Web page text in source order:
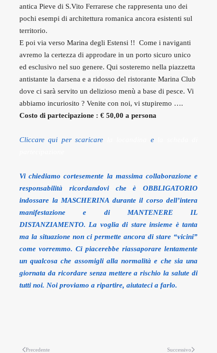
antica Pieve di S.Vito Ferrarese che rappresenta uno dei
pochi esempi di architettura romanica ancora esistenti sul
territorio.
E poi via verso Marina degli Estensi !! Come i naviganti
avremo la certezza di approdare in un porto sicuro unico
ed esclusivo nel suo genere. Qui sosteremo nella piazzetta
antistante la darsena e a ridosso del ristorante Marina Club
dove ci sarà servito un delizioso menù a base di pesce. Vi
abbiamo incuriosito ? Venite con noi, vi stupiremo ….
Costo di partecipazione : € 50,00 a persona
Cliccare qui per scaricare e
Vi chiediamo cortesemente la massima collaborazione e
responsabilità ricordandovi che è OBBLIGATORIO
indossare la MASCHERINA durante il corso dell’intera
manifestazione e di MANTENERE IL
DISTANZIAMENTO. La voglia di stare insieme è tanta
ma la situazione non ci permette ancora di stare “vicini”
come vorremmo. Ci piacerebbe riassaporare lentamente
un qualcosa che assomigli alla normalità e che sia una
giornata da ricordare senza mettere a rischio la salute di
tutti noi. Noi proviamo a ripartire, aiutateci a farlo.
Precedente Successivo